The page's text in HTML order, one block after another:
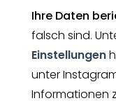
Ihre Daten
falsch sind.
Einstellungen
unter
Informationen